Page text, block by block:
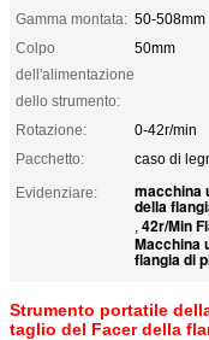
Gamma montata: 50-508mm
Colpo
dell'alimentazione
dello strumento:
50mm
Rotazione:
0-42r/min
Pacchetto:
caso di
Evidenziare:
macchina
della
, 42r/Min
Macchina
flangia di
Strumento portatile
taglio del Facer della